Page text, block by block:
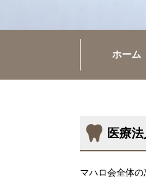
ホーム
医療
マハロ会全体の